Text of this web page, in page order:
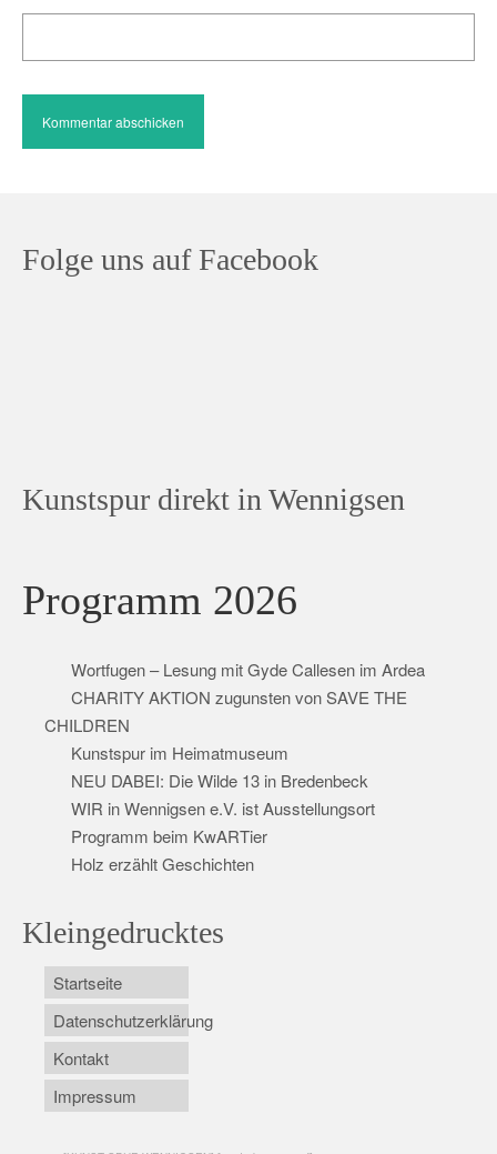
Folge uns auf Facebook
Kunstspur direkt in Wennigsen
Programm 2026
Wortfugen – Lesung mit Gyde Callesen im Ardea
CHARITY AKTION zugunsten von SAVE THE
CHILDREN
Kunstspur im Heimatmuseum
NEU DABEI: Die Wilde 13 in Bredenbeck
WIR in Wennigsen e.V. ist Ausstellungsort
Programm beim KwARTier
Holz erzählt Geschichten
Kleingedrucktes
Startseite
Datenschutzerklärung
Kontakt
Impressum